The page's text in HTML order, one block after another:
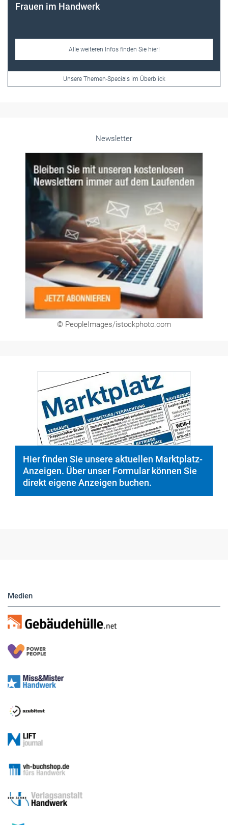
Frauen im Handwerk
Alle weiteren Infos finden Sie hier!
Unsere Themen-Specials im Überblick
Newsletter
© PeopleImages/istockphoto.com
Hier finden Sie unsere aktuellen Marktplatz-
Anzeigen. Über unser Formular können Sie
direkt eigene Anzeigen buchen.
Medien